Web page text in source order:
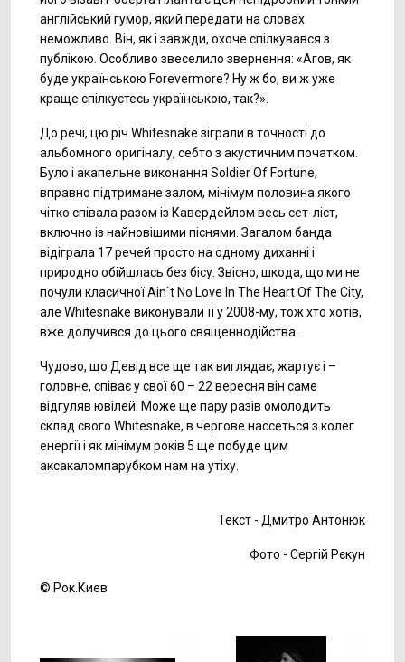
англійський гумор, який передати на словах
неможливо. Він, як і завжди, охоче спілкувався з
публікою. Особливо звеселило звернення: «Агов, як
буде українською Forevermore? Ну ж бо, ви ж уже
краще спілкуєтесь українською, так?».
До речі, цю річ Whitesnake зіграли в точності до
альбомного оригіналу, себто з акустичним початком.
Було і акапельне виконання Soldier Of Fortune,
вправно підтримане залом, мінімум половина якого
чітко співала разом із Кавердейлом весь сет-ліст,
включно із найновішими піснями. Загалом банда
відіграла 17 речей просто на одному диханні і
природно обійшлась без бісу. Звісно, шкода, що ми не
почули класичної Ain`t No Love In The Heart Of The City,
але Whitesnake виконували її у 2008-му, тож хто хотів,
вже долучився до цього священнодійства.
Чудово, що Девід все ще так виглядає, жартує і –
головне, співає у свої 60 – 22 вересня він саме
відгуляв ювілей. Може ще пару разів омолодить
склад свого Whitesnake, в чергове нассеться з колег
енергії і як мінімум років 5 ще побуде цим
аксакаломпарубком нам на утіху.
Текст - Дмитро Антонюк
Фото - Сергій Рєкун
© Рок.Киев